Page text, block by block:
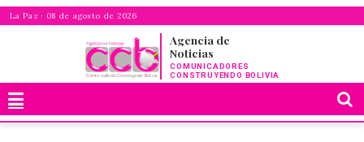
La Paz · 08 de agosto de 2026
Agencia de
Noticias
COMUNICADORES
CONSTRUYENDO BOLIVIA